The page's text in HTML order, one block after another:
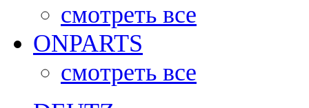
смотреть все
ONPARTS
смотреть все